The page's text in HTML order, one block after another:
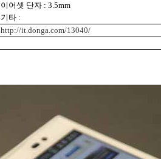
이어셋 단자 : 3.5mm
기타 :
http://it.donga.com/13040/